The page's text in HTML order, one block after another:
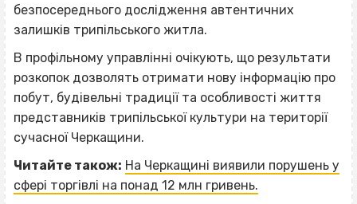
безпосереднього дослідження автентичних
залишків трипільського житла.
В профільному управлінні очікують, що результати
розкопок дозволять отримати нову інформацію про
побут, будівельні традиції та особливості життя
представників трипільської культури на території
сучасної Черкащини.
Читайте також: На Черкащині виявили порушень у
сфері торгівлі на понад 12 млн гривень.